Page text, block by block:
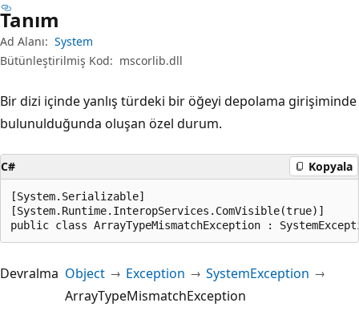
Tanım
Ad Alanı: System
Bütünleştirilmiş Kod: mscorlib.dll
Bir dizi içinde yanlış türdeki bir öğeyi depolama girişiminde
bulunulduğunda oluşan özel durum.
C# Kopyala
[System.Serializable]
[System.Runtime.InteropServices.ComVisible(true)]
public class ArrayTypeMismatchException :
Devralma Object Exception
SystemException
ArrayTypeMismatchException